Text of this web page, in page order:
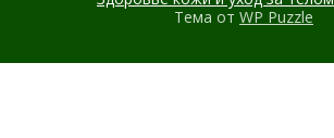
Тема от WP Puzzle